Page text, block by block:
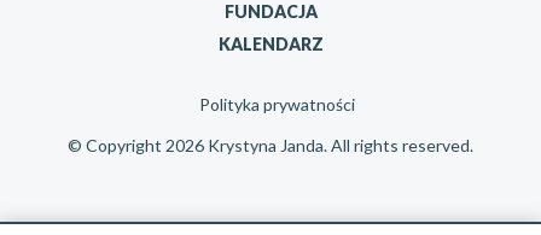
FUNDACJA
KALENDARZ
Polityka prywatności
© Copyright 2026 Krystyna Janda. All rights reserved.